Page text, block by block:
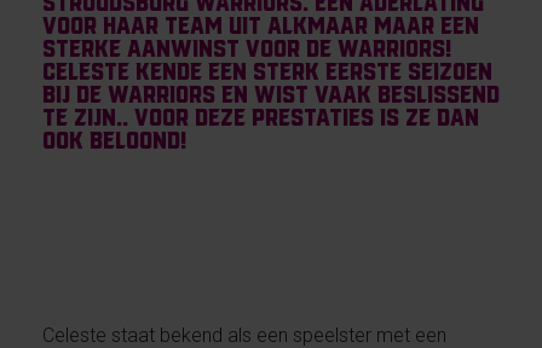
voor haar team uit Alkmaar maar een
sterke aanwinst voor de Warriors!
Celeste kende een sterk eerste seizoen
bij de warriors en wist vaak beslissend
te zijn.. voor deze prestaties is ze dan
ook beloond!
Celeste staat bekend als een speelster met een